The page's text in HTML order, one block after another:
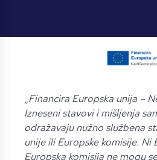
„Financira Europska unija –
Izneseni stavovi i mišljenja
odražavaju nužno službena
unije ili Europske komisije. Ni
Europska komisija ne mogu